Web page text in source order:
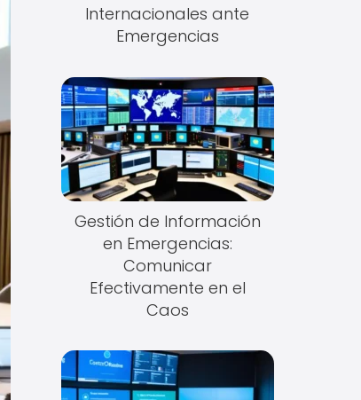
Internacionales ante
Emergencias
Gestión de Información
en Emergencias:
Comunicar
Efectivamente en el
Caos